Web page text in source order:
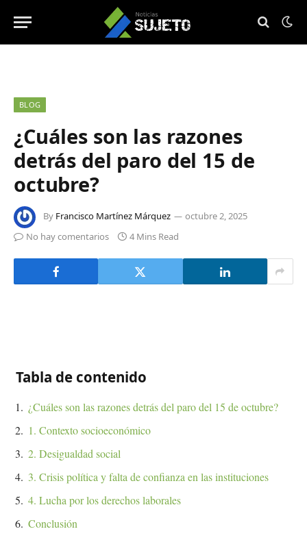
BLOG
¿Cuáles son las razones
detrás del paro del 15 de
octubre?
By Francisco Martínez Márquez
octubre 2, 2025
No hay comentarios
4 Mins Read
Tabla de contenido
¿Cuáles son las razones detrás del paro del 15 de octubre?
1. Contexto socioeconómico
2. Desigualdad social
3. Crisis política y falta de confianza en las instituciones
4. Lucha por los derechos laborales
Conclusión